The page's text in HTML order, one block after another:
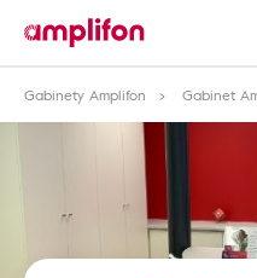
Gabinety Amplifon
Gabinet